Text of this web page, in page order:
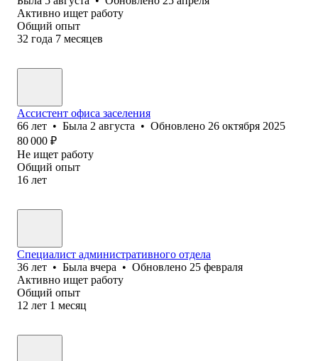
Активно ищет работу
Общий опыт
32 года 7 месяцев
Ассистент офиса заселения
66 лет • Была 2 августа • Обновлено 26 октября 2025
80 000 ₽
Не ищет работу
Общий опыт
16 лет
Специалист административного отдела
36 лет • Была вчера • Обновлено 25 февраля
Активно ищет работу
Общий опыт
12 лет 1 месяц